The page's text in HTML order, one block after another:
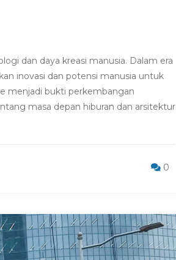
dan daya kreasi manusia. Dalam era
inovasi dan potensi manusia untuk
menjadi bukti perkembangan
masa depan hiburan dan arsitektur
0